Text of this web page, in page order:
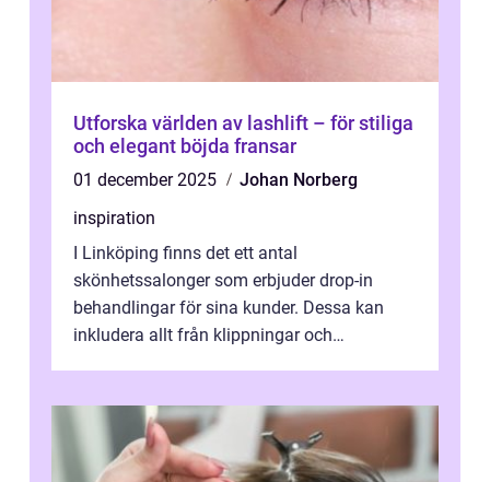
Utforska världen av lashlift – för stiliga
och elegant böjda fransar
01 december 2025
Johan Norberg
inspiration
I Linköping finns det ett antal
skönhetssalonger som erbjuder drop-in
behandlingar för sina kunder. Dessa kan
inkludera allt från klippningar och